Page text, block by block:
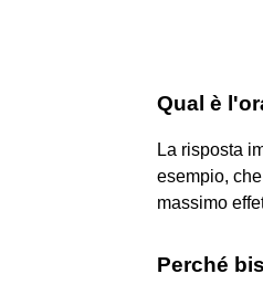
Qual è
La risposta
esempio,
massimo
Perché